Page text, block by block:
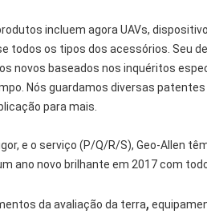
incluem agora UAVs,
todos os tipos dos acessórios. Seu
novos baseados nos inquéritos
Nós guardamos diversas
para mais.
e o serviço (P/Q/R/S), Geo-Allen
ano novo brilhante em 2017 com
da avaliação da terra,